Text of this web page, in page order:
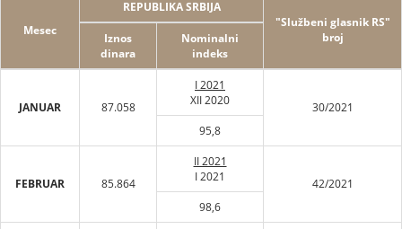
Mesec
REPUBLIKA SRBIJA
"Službeni glasnik RS"
broj
Iznos
dinara
Nominalni
indeks
JANUAR 87.058
I 2021
XII 2020
30/2021
95,8
FEBRUAR 85.864
II 2021
I 2021
42/2021
98,6